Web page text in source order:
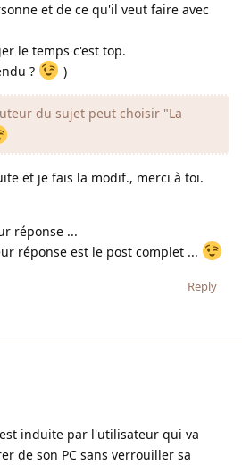
et de ce qu'il veut faire avec
le temps c'est top.
?
)
du sujet peut choisir "La
et je fais la modif., merci à toi.
réponse ...
réponse est le post complet ...
Reply
induite par l'utilisateur qui va
de son PC sans verrouiller sa